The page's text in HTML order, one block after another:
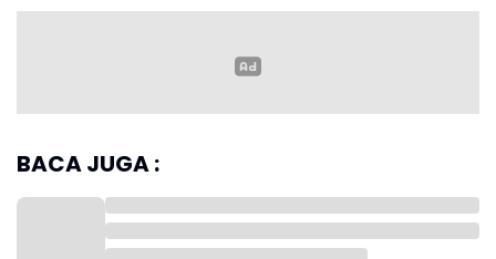
"Kita akan mencari jalan agar pedagang bisa cepat
kembali berusaha karena kalau berdasar aturan,
pembangunan oleh Pemda harus melalui lelang dan
itu bisa makan waktu sekitar empat bulan
BACA JUGA :